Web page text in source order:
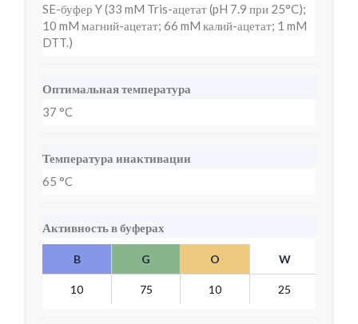
SE-буфер Y (33 mM Tris-ацетат (pH 7.9 при 25°C);
10 mM магний-ацетат; 66 mM калий-ацетат; 1 mM
DTT.)
Оптимальная температура
37 °C
Температура инактивации
65 °C
Активность в буферах
B G O W
10 75 10 25